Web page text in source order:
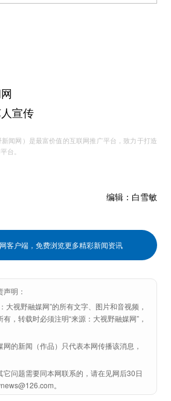
宣传
闻网）是最富价值的互联网推广平台，致力于打造
台。
编辑： 白雪敏
客户端，免费浏览更多精彩新闻资讯
明：
大视野融媒网”的所有文字、图片和音视频，
，转载时必须注明“来源：大视野融媒网”，
的新闻（作品）只代表本网传播该消息，
问题需要同本网联系的，请在见网后30日
。